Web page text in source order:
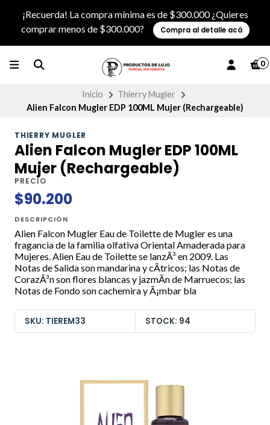
¡Recuerda! La compra mínima es de $300.000 ¿Quieres
comprar menos de $300.000?
Compra al detalle acá
0
Inicio
Thierry Mugler
Alien Falcon Mugler EDP 100ML Mujer (Rechargeable)
THIERRY MUGLER
Alien Falcon Mugler EDP 100ML
Mujer (Rechargeable)
PRECIO
$90.200
DESCRIPCIÓN
Alien Falcon Mugler Eau de Toilette de Mugler es una
fragancia de la familia olfativa Oriental Amaderada para
Mujeres. Alien Eau de Toilette se lanzÃ³ en 2009. Las
Notas de Salida son mandarina y cÃ­tricos; las Notas de
CorazÃ³n son flores blancas y jazmÃ­n de Marruecos; las
Notas de Fondo son cachemira y Ã¡mbar bla
SKU: TIEREM33 STOCK: 94